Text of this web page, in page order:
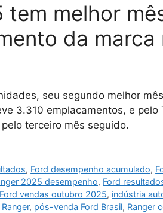
tem melhor
da marca
seu segundo melhor
3.310 emplacamentos, e pelo
terceiro mês seguido.
, Ford desempenho acumulado,
2025 desempenho, Ford
Ford vendas outubro 2025, indústria
, pós-venda Ford Brasil, Ranger